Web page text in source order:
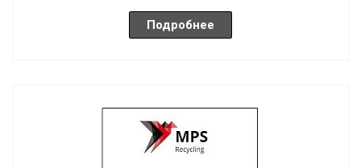
Подробнее